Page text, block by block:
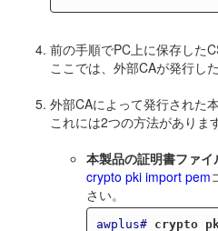
前の手順でPC上に保存した
ここでは、外部CAが発行し
外部CAによって発行された
これには2つの方法がありま
本製品の証明書ファ
crypto pki import pem
さい。
awplus# crypto